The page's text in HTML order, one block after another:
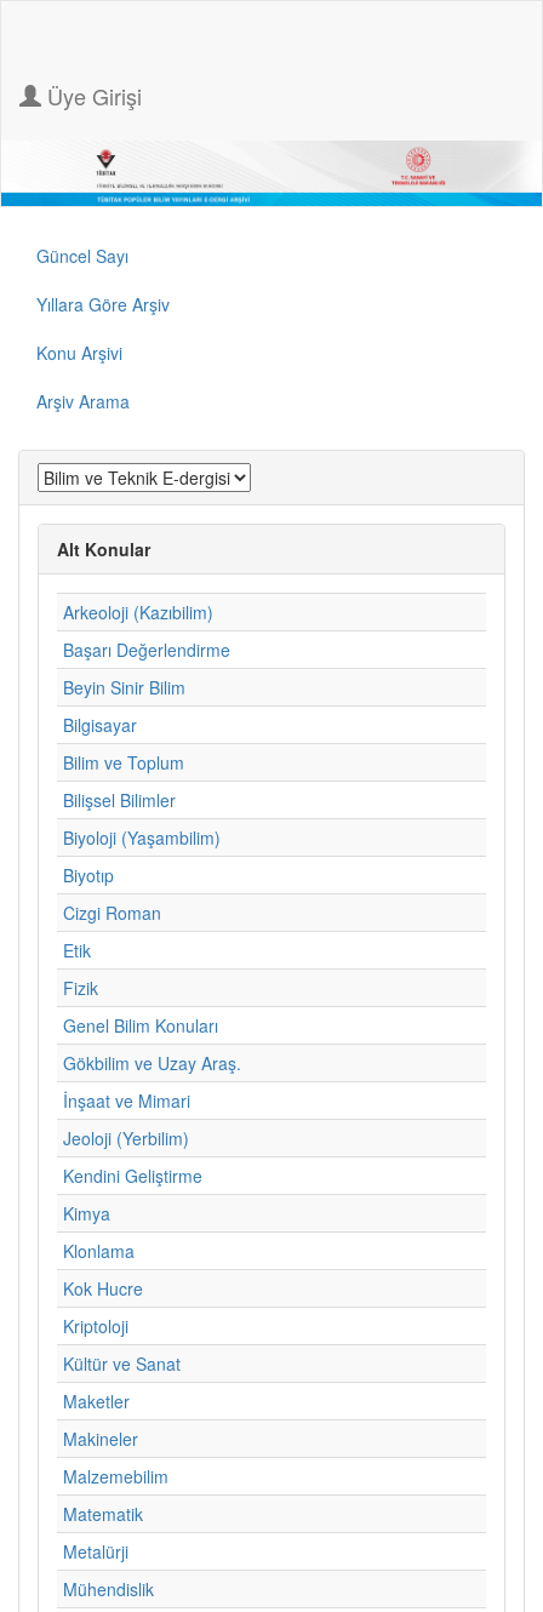
Üye Girişi
Güncel Sayı
Yıllara Göre Arşiv
Konu Arşivi
Arşiv Arama
Alt Konular
Arkeoloji (Kazıbilim)
Başarı Değerlendirme
Beyin Sinir Bilim
Bilgisayar
Bilim ve Toplum
Bilişsel Bilimler
Biyoloji (Yaşambilim)
Biyotıp
Cizgi Roman
Etik
Fizik
Genel Bilim Konuları
Gökbilim ve Uzay Araş.
İnşaat ve Mimari
Jeoloji (Yerbilim)
Kendini Geliştirme
Kimya
Klonlama
Kok Hucre
Kriptoloji
Kültür ve Sanat
Maketler
Makineler
Malzemebilim
Matematik
Metalürji
Mühendislik